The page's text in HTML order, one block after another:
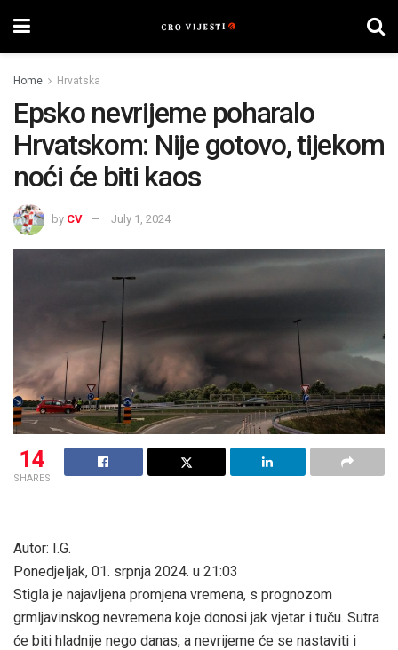
Home Hrvatska
Epsko nevrijeme poharalo
Hrvatskom: Nije gotovo, tijekom
noći će biti kaos
by CV July 1, 2024
14
SHARES
Autor: I.G.
Ponedjeljak, 01. srpnja 2024. u 21:03
Stigla je najavljena promjena vremena, s prognozom
grmljavinskog nevremena koje donosi jak vjetar i tuču. Sutra
će biti hladnije nego danas, a nevrijeme će se nastaviti i